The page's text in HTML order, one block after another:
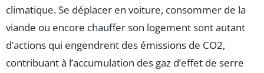
climatique. Se déplacer en voiture, consommer de la
viande ou encore chauffer son logement sont autant
d’actions qui engendrent des émissions de CO2,
contribuant à l’accumulation des gaz d’effet de serre